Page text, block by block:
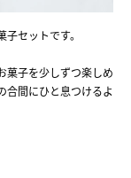
セットです。
菓子を少しずつ楽しめ
合間にひと息つけるよ